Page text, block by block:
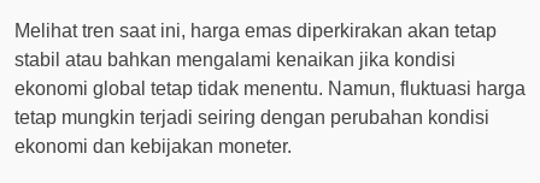
Melihat tren saat ini, harga emas diperkirakan akan tetap
stabil atau bahkan mengalami kenaikan jika kondisi
ekonomi global tetap tidak menentu. Namun, fluktuasi harga
tetap mungkin terjadi seiring dengan perubahan kondisi
ekonomi dan kebijakan moneter.